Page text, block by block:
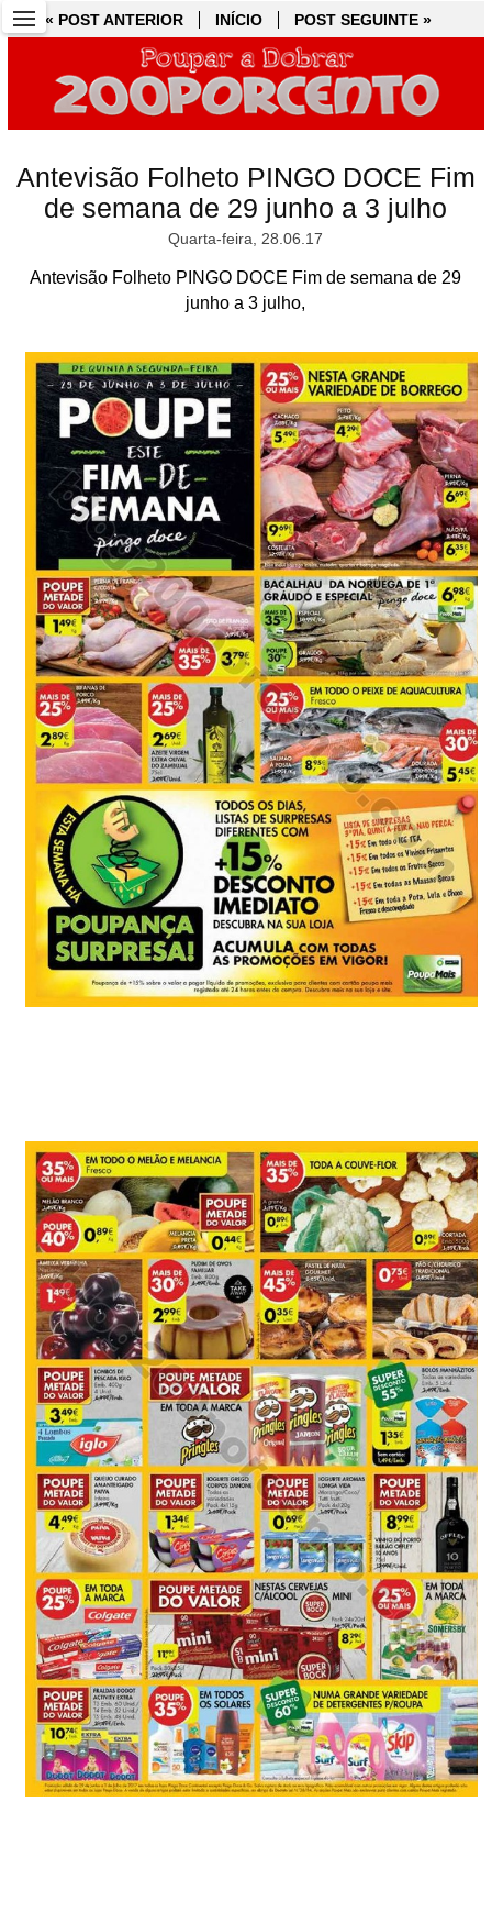
« POST ANTERIOR INÍCIO POST SEGUINTE »
Antevisão Folheto PINGO DOCE Fim
de semana de 29 junho a 3 julho
Quarta-feira, 28.06.17
Antevisão Folheto PINGO DOCE Fim de semana de 29
junho a 3 julho,
« POST ANTERIOR INÍCIO POST SEGUINTE »